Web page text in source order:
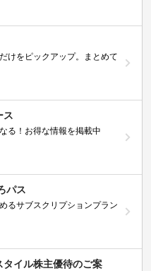
けをピックアップ。まとめて
ス
る！お得な情報を掲載中
パス
るサブスクリプションプラン
タイル株主優待のご案